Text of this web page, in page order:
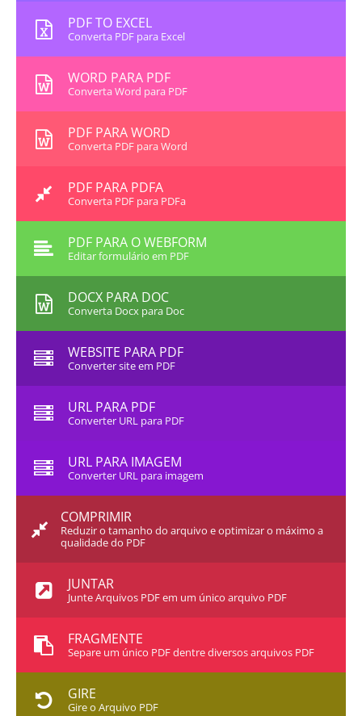
PDF TO EXCEL
Converta PDF para Excel
WORD PARA PDF
Converta Word para PDF
PDF PARA WORD
Converta PDF para Word
PDF PARA PDFA
Converta PDF para PDFa
PDF PARA O WEBFORM
Editar formulário em PDF
DOCX PARA DOC
Converta Docx para Doc
WEBSITE PARA PDF
Converter site em PDF
URL PARA PDF
Converter URL para PDF
URL PARA IMAGEM
Converter URL para imagem
COMPRIMIR
Reduzir o tamanho do arquivo e optimizar o máximo a
qualidade do PDF
JUNTAR
Junte Arquivos PDF em um único arquivo PDF
FRAGMENTE
Separe um único PDF dentre diversos arquivos PDF
GIRE
Gire o Arquivo PDF